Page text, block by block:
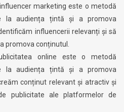
marketing este o metodă
la audiența țintă și a promova
influencerii relevanți și să
promova conținutul.
online este o metodă
la audiența țintă și a promova
conținut relevant și atractiv și
publicitate ale platformelor de